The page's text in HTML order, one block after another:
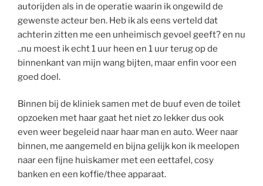
autorijden als in de operatie waarin ik ongewild de
gewenste acteur ben. Heb ik als eens verteld dat
achterin zitten me een unheimisch gevoel geeft? en nu
..nu moest ik echt 1 uur heen en 1 uur terug op de
binnenkant van mijn wang bijten, maar enfin voor een
goed doel.
Binnen bij de kliniek samen met de buuf even de toilet
opzoeken met haar gaat het niet zo lekker dus ook
even weer begeleid naar haar man en auto. Weer naar
binnen, me aangemeld en bijna gelijk kon ik meelopen
naar een fijne huiskamer met een eettafel, cosy
banken en een koffie/thee apparaat.